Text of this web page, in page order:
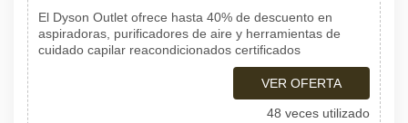
El Dyson Outlet ofrece hasta 40% de descuento en
aspiradoras, purificadores de aire y herramientas de
cuidado capilar reacondicionados certificados
VER OFERTA
48 veces utilizado